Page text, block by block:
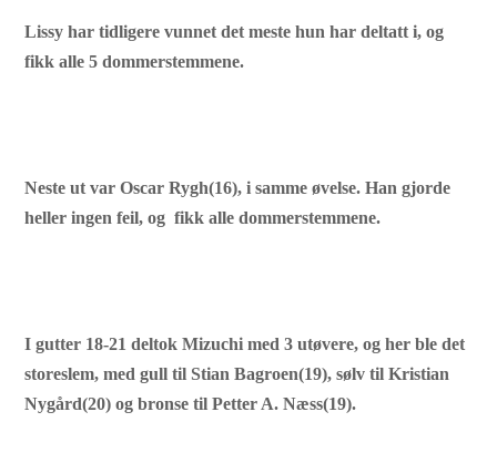
Lissy har tidligere vunnet det meste hun har deltatt i, og
fikk alle 5 dommerstemmene.
Neste ut var Oscar Rygh(16), i samme øvelse. Han gjorde
heller ingen feil, og fikk alle dommerstemmene.
I gutter 18-21 deltok Mizuchi med 3 utøvere, og her ble det
storeslem, med gull til Stian Bagroen(19), sølv til Kristian
Nygård(20) og bronse til Petter A. Næss(19).